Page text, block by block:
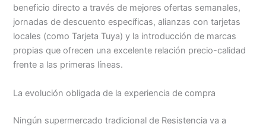
beneficio directo a través de mejores ofertas semanales,
jornadas de descuento específicas, alianzas con tarjetas
locales (como Tarjeta Tuya) y la introducción de marcas
propias que ofrecen una excelente relación precio-calidad
frente a las primeras líneas.
La evolución obligada de la experiencia de compra
Ningún supermercado tradicional de Resistencia va a